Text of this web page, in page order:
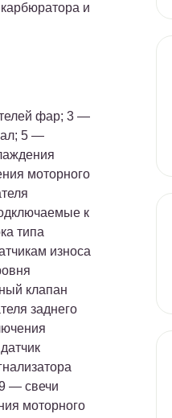
и
фар; 3 —
5 —
моторного
к
типа
износа
клапан
заднего
— свечи
моторного